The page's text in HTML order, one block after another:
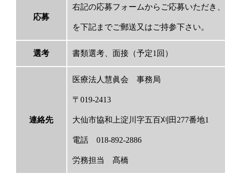
応募
右記の応募フォームからご応募いただき
を下記までご郵送又はご持参下さい。
選考 書類選考、面接（予定1回）
連絡先
医療法人慧眞会 事務局
〒019-2413
大仙市協和上淀川字五百刈田277番地1
電話 018-892-2886
労務担当 髙橋